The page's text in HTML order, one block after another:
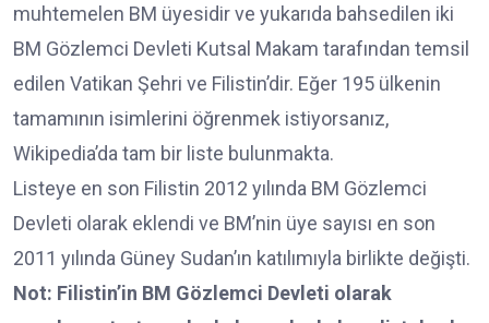
muhtemelen BM üyesidir ve yukarıda bahsedilen iki
BM Gözlemci Devleti Kutsal Makam tarafından temsil
edilen Vatikan Şehri ve Filistin’dir. Eğer 195 ülkenin
tamamının isimlerini öğrenmek istiyorsanız,
Wikipedia’da tam bir liste bulunmakta.
Listeye en son Filistin 2012 yılında BM Gözlemci
Devleti olarak eklendi ve BM’nin üye sayısı en son
2011 yılında Güney Sudan’ın katılımıyla birlikte değişti.
Not: Filistin’in BM Gözlemci Devleti olarak